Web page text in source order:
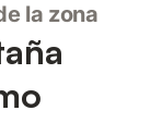
la zona